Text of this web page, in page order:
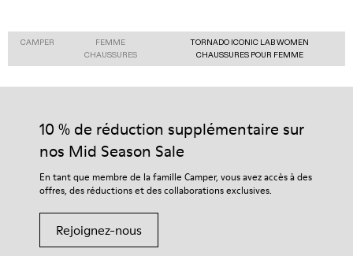
CAMPER
FEMME
CHAUSSURES
TORNADO ICONIC LAB WOMEN
CHAUSSURES POUR FEMME
10 % de réduction supplémentaire sur
nos Mid Season Sale
En tant que membre de la famille Camper, vous avez accès à des
offres, des réductions et des collaborations exclusives.
Rejoignez-nous